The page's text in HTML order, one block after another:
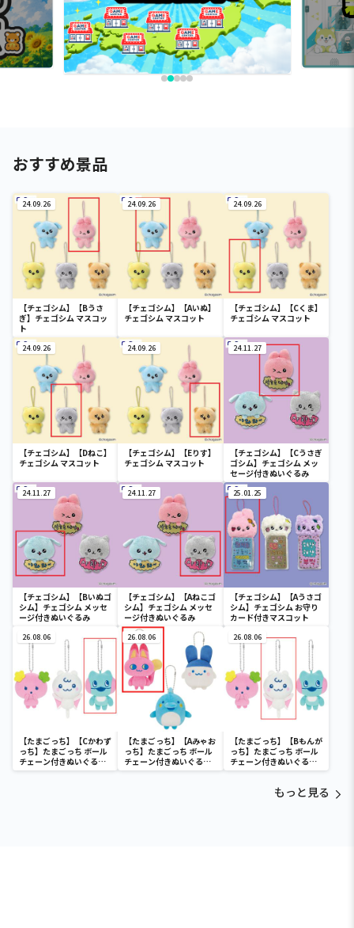
おすすめ景品
24.09.26
【チェゴシム】【Bうさ
ぎ】チェゴシム マスコッ
ト
24.09.26
【チェゴシム】【Aいぬ】
チェゴシム マスコット
24.09.26
【チェゴシム】【Cくま】
チェゴシム マスコット
24.09.26
【チェゴシム】【Dねこ】
チェゴシム マスコット
24.09.26
【チェゴシム】【Eりす】
チェゴシム マスコット
24.11.27
【チェゴシム】【Cうさぎ
ゴシム】チェゴシム メッ
セージ付きぬいぐるみ
24.11.27
【チェゴシム】【Bいぬゴ
シム】チェゴシム メッセ
ージ付きぬいぐるみ
24.11.27
【チェゴシム】【Aねこゴ
シム】チェゴシム メッセ
ージ付きぬいぐるみ
25.01.25
【チェゴシム】【Aうさゴ
シム】チェゴシム お守り
カード付きマスコット
26.08.06
【たまごっち】【Cかわず
っち】たまごっち ボール
チェーン付きぬいぐるみ
～Tamagotchi
26.08.06
【たまごっち】【Aみゃお
っち】たまごっち ボール
チェーン付きぬいぐるみ
～Tamagotchi
26.08.06
【たまごっち】【Bもんが
っち】たまごっち ボール
チェーン付きぬいぐるみ
～Tamagotchi
もっと見る